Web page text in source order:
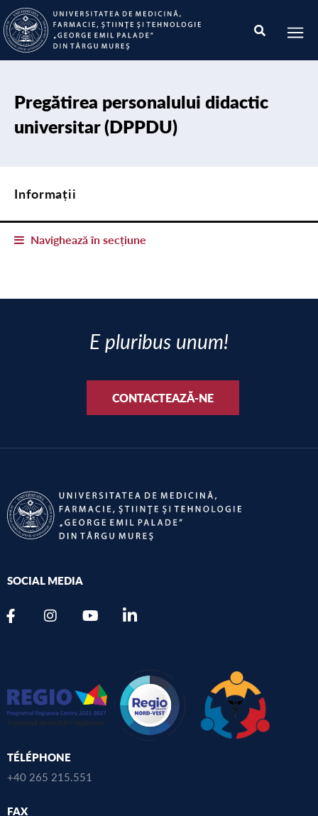
Pregătirea personalului didactic
universitar (DPPDU)
Informații
Navighează în secțiune
E pluribus unum!
CONTACTEAZĂ-NE
SOCIAL MEDIA
TÉLÉPHONE
+40 265 215.551
FAX